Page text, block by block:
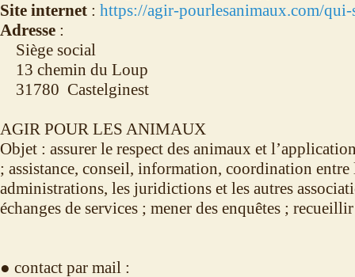
Site internet : https://agir-pourlesanimaux.com/qui-
Adresse :
Siège social
13 chemin du Loup
31780 Castelginest
AGIR POUR LES ANIMAUX
Objet : assurer le respect des animaux et
; assistance, conseil, information, coordination entre
administrations, les juridictions et les autres
échanges de services ; mener des enquêtes ;
● contact par mail :